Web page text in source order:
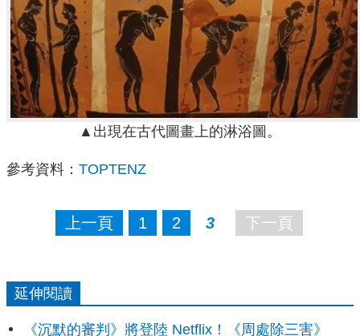
▲出現在古代圖畫上的淋浴圖。
參考資料： TOPTENZ
上一頁 1 2 3 下一頁
延伸閱讀
《沉默的審判》將登陸 Netflix！《周處除三害》